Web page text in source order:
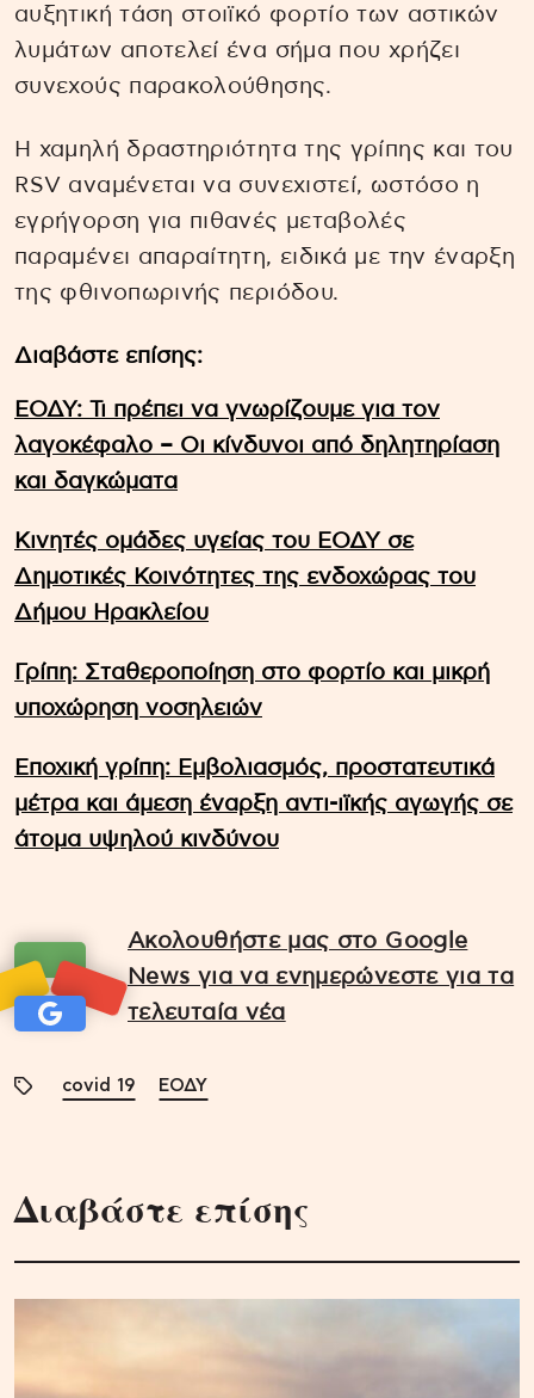
αυξητική τάση στοιϊκό φορτίο των αστικών
λυμάτων αποτελεί ένα σήμα που χρήζει
συνεχούς παρακολούθησης.
Η χαμηλή δραστηριότητα της γρίπης και του
RSV αναμένεται να συνεχιστεί, ωστόσο η
εγρήγορση για πιθανές μεταβολές
παραμένει απαραίτητη, ειδικά με την έναρξη
της φθινοπωρινής περιόδου.
Διαβάστε επίσης:
ΕΟΔΥ: Τι πρέπει να γνωρίζουμε για τον
λαγοκέφαλο – Οι κίνδυνοι από δηλητηρίαση
και δαγκώματα
Κινητές ομάδες υγείας του ΕΟΔΥ σε
Δημοτικές Κοινότητες της ενδοχώρας του
Δήμου Ηρακλείου
Γρίπη: Σταθεροποίηση στο φορτίο και μικρή
υποχώρηση νοσηλειών
Εποχική γρίπη: Εμβολιασμός, προστατευτικά
μέτρα και άμεση έναρξη αντι-ιϊκής αγωγής σε
άτομα υψηλού κινδύνου
Ακολουθήστε μας στο Google
News για να ενημερώνεστε για τα
τελευταία νέα
covid 19 ΕΟΔΥ
Διαβάστε επίσης